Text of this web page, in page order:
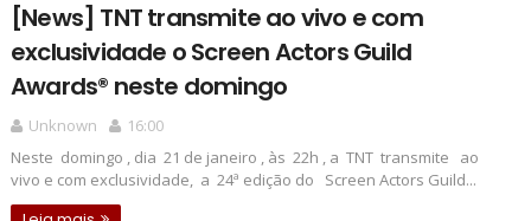
[News] TNT transmite ao vivo e com
exclusividade o Screen Actors Guild
Awards® neste domingo
Unknown
16:00
Neste domingo , dia 21 de janeiro , às 22h , a TNT transmite ao
vivo e com exclusividade, a 24ª edição do Screen Actors Guild...